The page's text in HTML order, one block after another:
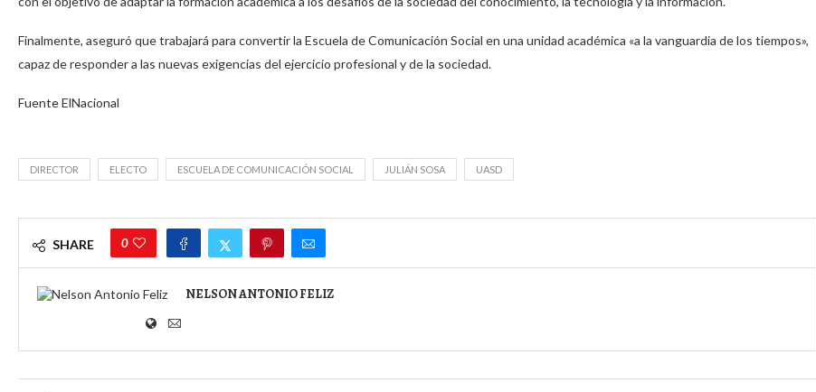
Finalmente, aseguró que trabajará para convertir la Escuela de Comunicación Social en una unidad académica «a la vanguardia de los tiempos»,
capaz de responder a las nuevas exigencias del ejercicio profesional y de la sociedad.
Fuente ElNacional
DIRECTOR ELECTO ESCUELA DE COMUNICACIÓN SOCIAL JULIÁN SOSA UASD
SHARE 0
NELSON ANTONIO FELIZ